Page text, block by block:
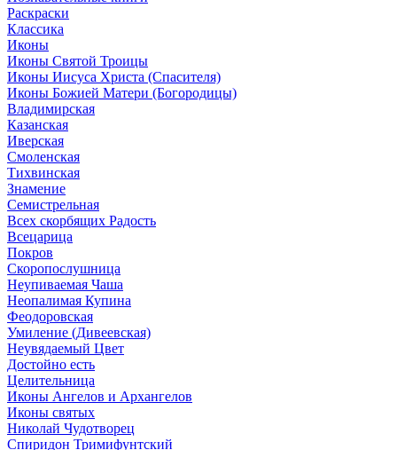
Раскраски
Классика
Иконы
Иконы Святой Троицы
Иконы Иисуса Христа (Спасителя)
Иконы Божией Матери (Богородицы)
Владимирская
Казанская
Иверская
Смоленская
Тихвинская
Знамение
Семистрельная
Всех скорбящих Радость
Всецарица
Покров
Скоропослушница
Неупиваемая Чаша
Неопалимая Купина
Феодоровская
Умиление (Дивеевская)
Неувядаемый Цвет
Достойно есть
Целительница
Иконы Ангелов и Архангелов
Иконы святых
Николай Чудотворец
Спиридон Тримифунтский